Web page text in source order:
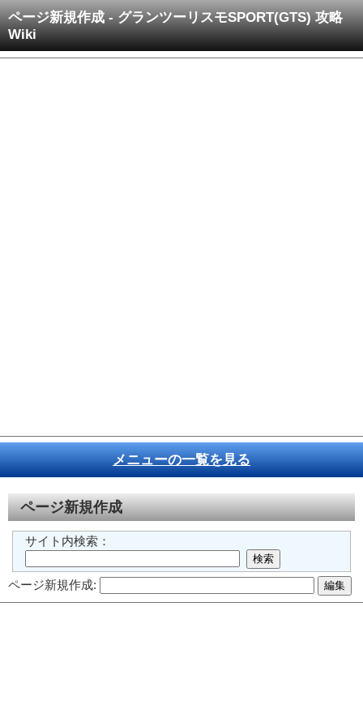
ページ新規作成 - グランツーリスモSPORT(GTS) 攻略
Wiki
メニューの一覧を見る
ページ新規作成
サイト内検索：
ページ新規作成: